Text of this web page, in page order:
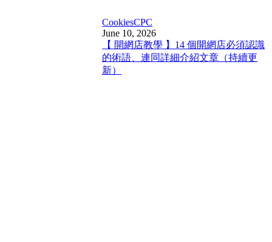
CookiesCPC
June 10, 2026
【 開網店教學 】14 個開網店必須認識
的術語、連同詳細介紹文章（持續更
新）